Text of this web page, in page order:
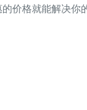
价格就能解决你